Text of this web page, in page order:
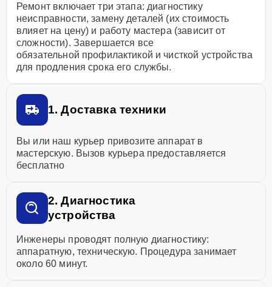
Ремонт включает три этапа: диагностику
неисправности, замену деталей (их стоимость
влияет на цену) и работу мастера (зависит от
сложности). Завершается все
обязательной профилактикой и чисткой устройства
для продления срока его службы.
1. Доставка техники
Вы или наш курьер привозите аппарат в
мастерскую. Вызов курьера предоставляется
бесплатно
2. Диагностика
устройства
Инженеры проводят полную диагностику:
аппаратную, техническую. Процедура занимает
около 60 минут.